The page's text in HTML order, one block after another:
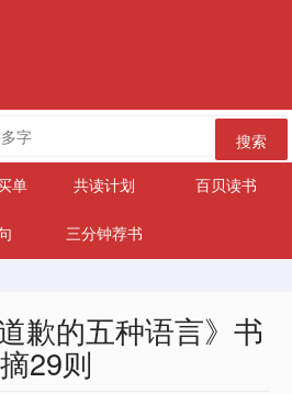
搜索
单 共读计划 百贝读书
三分钟荐书
歉的五种语言》书
摘29则